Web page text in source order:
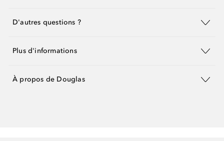
D'autres questions ?
Plus d'informations
À propos de Douglas